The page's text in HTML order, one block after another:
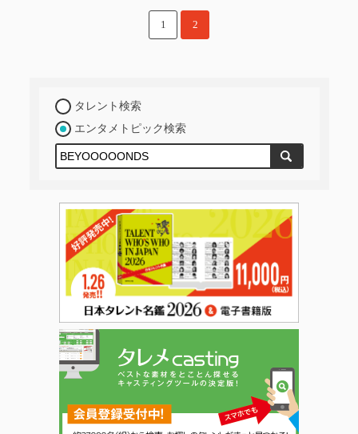
1 2
タレント検索
エンタメトピック検索